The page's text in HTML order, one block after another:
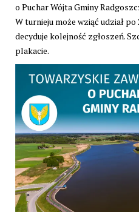
o Puchar Wójta Gminy
W turnieju może wziąć udział
decyduje kolejność zgłoszeń.
plakacie.